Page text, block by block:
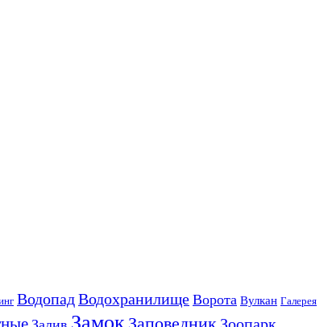
ВодопадВодохранилище Ворота Вулкан Галерея